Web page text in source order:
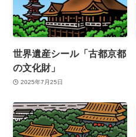
世界遺産シール「古都京都
の文化財」
2025年7月25日